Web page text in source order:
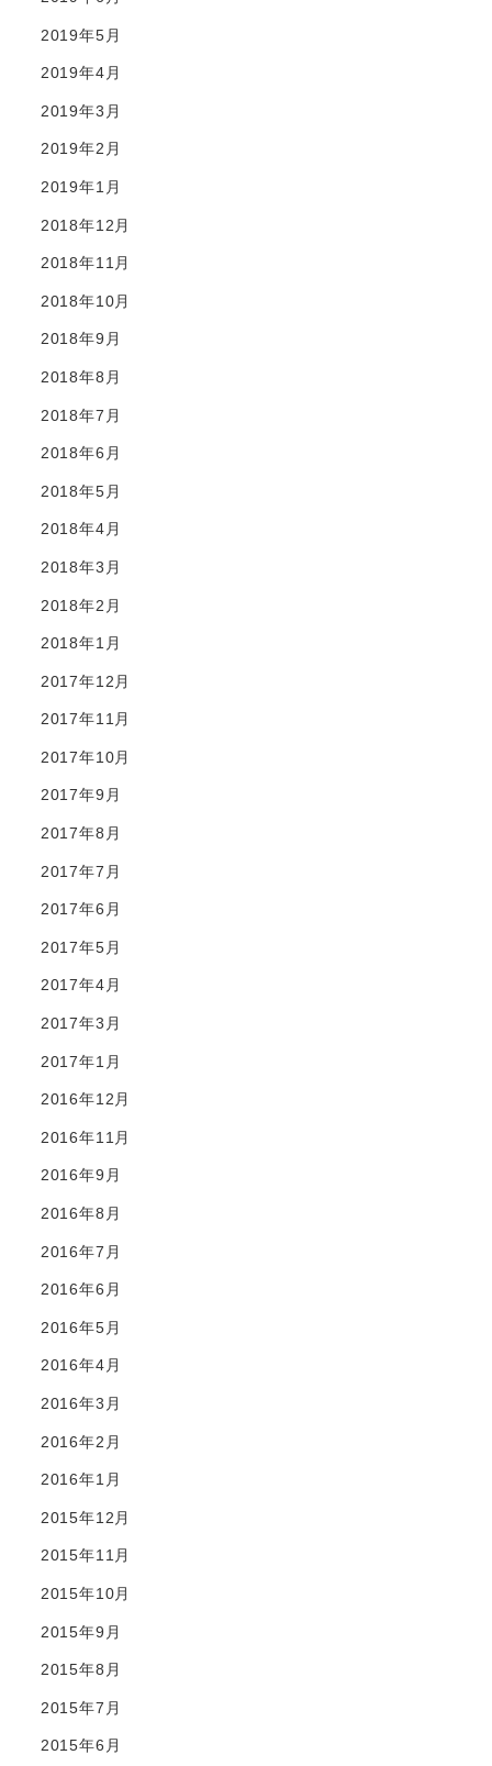
2019年5月
2019年4月
2019年3月
2019年2月
2019年1月
2018年12月
2018年11月
2018年10月
2018年9月
2018年8月
2018年7月
2018年6月
2018年5月
2018年4月
2018年3月
2018年2月
2018年1月
2017年12月
2017年11月
2017年10月
2017年9月
2017年8月
2017年7月
2017年6月
2017年5月
2017年4月
2017年3月
2017年1月
2016年12月
2016年11月
2016年9月
2016年8月
2016年7月
2016年6月
2016年5月
2016年4月
2016年3月
2016年2月
2016年1月
2015年12月
2015年11月
2015年10月
2015年9月
2015年8月
2015年7月
2015年6月